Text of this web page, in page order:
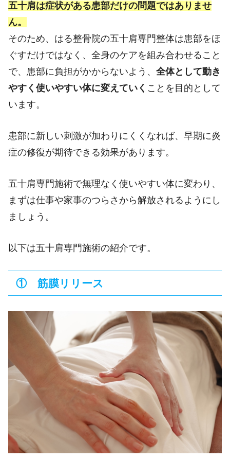
五十肩は症状がある患部だけの問題ではありませ
ん。
そのため、はる整骨院の五十肩専門整体は患部をほ
ぐすだけではなく、全身のケアを組み合わせること
で、患部に負担がかからないよう、 全体として動き
やすく使いやすい体に変えていく ことを目的として
います。
患部に新しい刺激が加わりにくくなれば、早期に炎
症の修復が期待できる効果があります。
五十肩専門施術で無理なく使いやすい体に変わり、
まずは仕事や家事のつらさから解放されるようにし
ましょう。
以下は五十肩専門施術の紹介です。
① 筋膜リリース